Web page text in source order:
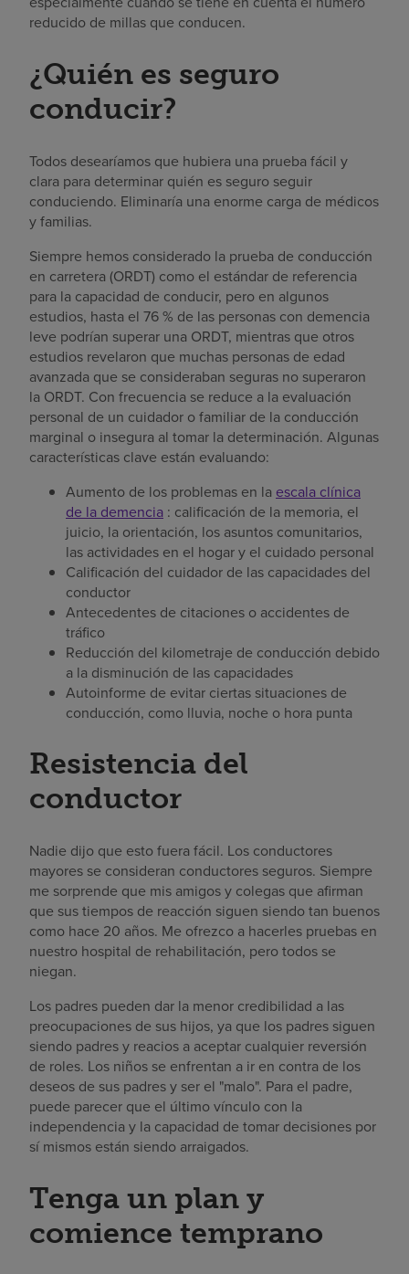
reducido de millas que conducen.
¿Quién es seguro
conducir?
Todos desearíamos que hubiera una prueba fácil y
clara para determinar quién es seguro seguir
conduciendo. Eliminaría una enorme carga de médicos
y familias.
Siempre hemos considerado la prueba de conducción
en carretera (ORDT) como el estándar de referencia
para la capacidad de conducir, pero en algunos
estudios, hasta el 76 % de las personas con demencia
leve podrían superar una ORDT, mientras que otros
estudios revelaron que muchas personas de edad
avanzada que se consideraban seguras no superaron
la ORDT. Con frecuencia se reduce a la evaluación
personal de un cuidador o familiar de la conducción
marginal o insegura al tomar la determinación. Algunas
características clave están evaluando:
Aumento de los problemas en la escala clínica
de la demencia : calificación de la memoria, el
juicio, la orientación, los asuntos comunitarios,
las actividades en el hogar y el cuidado personal
Calificación del cuidador de las capacidades del
conductor
Antecedentes de citaciones o accidentes de
tráfico
Reducción del kilometraje de conducción debido
a la disminución de las capacidades
Autoinforme de evitar ciertas situaciones de
conducción, como lluvia, noche o hora punta
Resistencia del
conductor
Nadie dijo que esto fuera fácil. Los conductores
mayores se consideran conductores seguros. Siempre
me sorprende que mis amigos y colegas que afirman
que sus tiempos de reacción siguen siendo tan buenos
como hace 20 años. Me ofrezco a hacerles pruebas en
nuestro hospital de rehabilitación, pero todos se
niegan.
Los padres pueden dar la menor credibilidad a las
preocupaciones de sus hijos, ya que los padres siguen
siendo padres y reacios a aceptar cualquier reversión
de roles. Los niños se enfrentan a ir en contra de los
deseos de sus padres y ser el "malo". Para el padre,
puede parecer que el último vínculo con la
independencia y la capacidad de tomar decisiones por
sí mismos están siendo arraigados.
Tenga un plan y
comience temprano